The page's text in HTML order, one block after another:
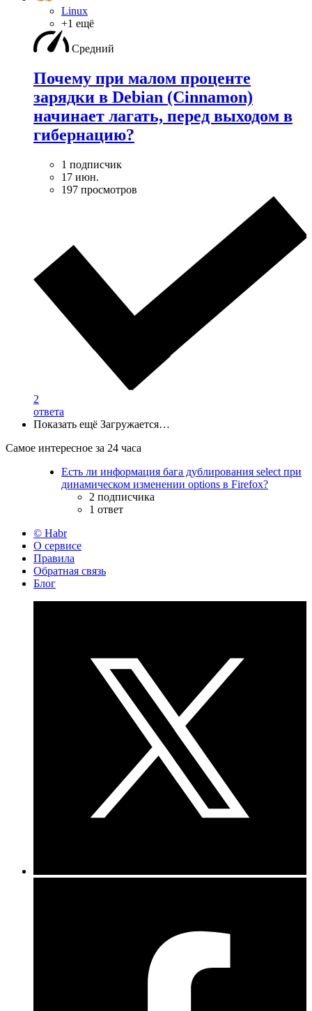
Linux
+1 ещё
Средний
Почему при малом проценте
зарядки в Debian (Cinnamon)
начинает лагать, перед выходом в
гибернацию?
1 подписчик
17 июн.
197 просмотров
2
ответа
Показать ещё Загружается…
Самое интересное за 24 часа
Есть ли информация бага дублирования select при
динамическом изменении options в Firefox?
2 подписчика
1 ответ
© Habr
О сервисе
Правила
Обратная связь
Блог